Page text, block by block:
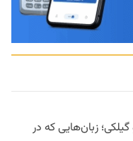
زبان‌هایی که در